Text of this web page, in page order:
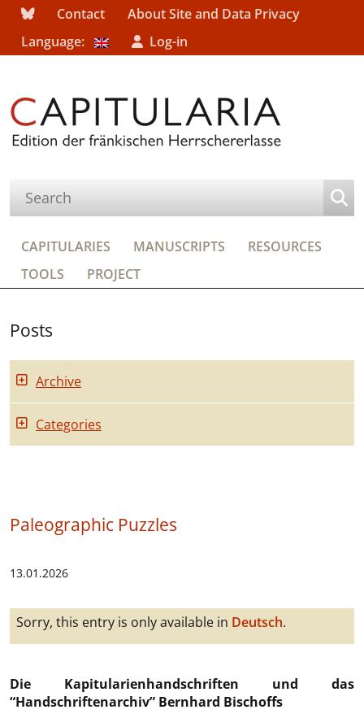
Contact
About Site and Data Privacy
Language:
Log-in
CAPITULARIES MANUSCRIPTS
RESOURCES
TOOLS
PROJECT
Posts
Archive
Categories
Paleographic Puzzles
13.01.2026
Sorry, this entry is only available in Deutsch.
Die Kapitularienhandschriften und das
“Handschriftenarchiv” Bernhard Bischoffs